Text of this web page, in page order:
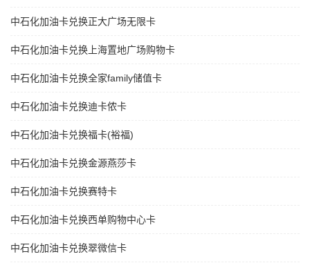
中石化加油卡兑换正大广场无限卡
中石化加油卡兑换上海置地广场购物卡
中石化加油卡兑换全家family储值卡
中石化加油卡兑换迪卡侬卡
中石化加油卡兑换福卡(裕福)
中石化加油卡兑换金源燕莎卡
中石化加油卡兑换赛特卡
中石化加油卡兑换西单购物中心卡
中石化加油卡兑换翠微信卡